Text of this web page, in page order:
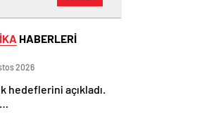
HABERLERİ
2026
hedeflerini açıkladı.